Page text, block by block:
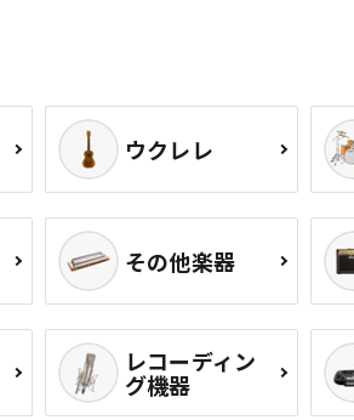
ウクレレ
その他楽器
レコーディン
グ機器